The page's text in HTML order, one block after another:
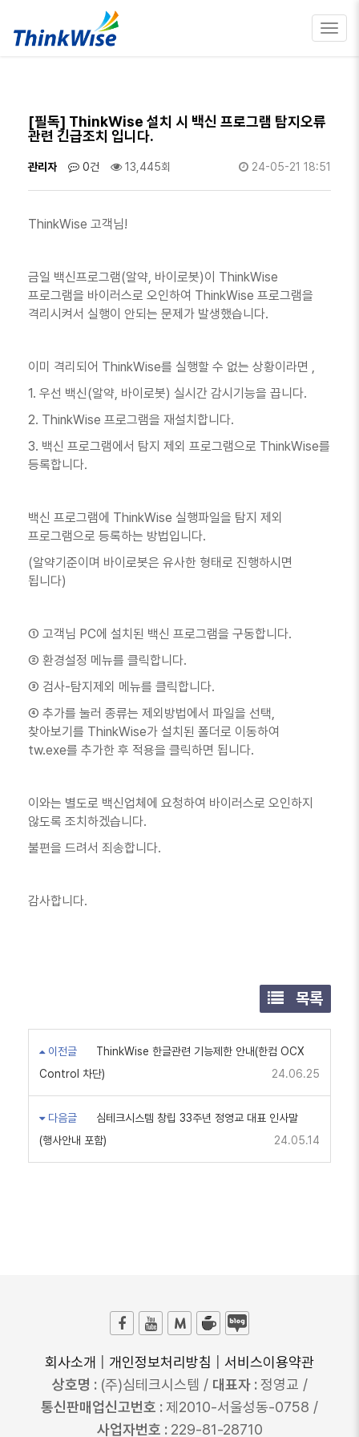
[필독] ThinkWise 설치 시 백신 프로그램 탐지오류
관련 긴급조치 입니다.
관리자 0건 13,445회 24-05-21 18:51
ThinkWise 고객님!
금일 백신프로그램(알약, 바이로봇)이 ThinkWise
프로그램을 바이러스로 오인하여 ThinkWise 프로그램을
격리시켜서 실행이 안되는 문제가 발생했습니다.
이미 격리되어 ThinkWise를 실행할 수 없는 상황이라면 ,
1. 우선 백신(알약, 바이로봇) 실시간 감시기능을 끕니다.
2. ThinkWise 프로그램을 재설치합니다.
3. 백신 프로그램에서 탐지 제외 프로그램으로 ThinkWise를
등록합니다.
백신 프로그램에 ThinkWise 실행파일을 탐지 제외
프로그램으로 등록하는 방법입니다.
(알약기준이며 바이로봇은 유사한 형태로 진행하시면
됩니다)
① 고객님 PC에 설치된 백신 프로그램을 구동합니다.
② 환경설정 메뉴를 클릭합니다.
③ 검사-탐지제외 메뉴를 클릭합니다.
④ 추가를 눌러 종류는 제외방법에서 파일을 선택,
찾아보기를 ThinkWise가 설치된 폴더로 이동하여
tw.exe를 추가한 후 적용을 클릭하면 됩니다.
이와는 별도로 백신업체에 요청하여 바이러스로 오인하지
않도록 조치하겠습니다.
불편을 드려서 죄송합니다.
감사합니다.
목록
이전글
ThinkWise 한글관련 기능제한 안내(한컴 OCX
Control 차단)
24.06.25
다음글
심테크시스템 창립 33주년 정영교 대표 인사말
(행사안내 포함)
24.05.14
회사소개 개인정보처리방침
서비스이용약관
상호명 : (주)심테크시스템 / 대표자 :정영교 /
통신판매업신고번호 :제2010-서울성동-0758 /
사업자번호 : 229-81-28710